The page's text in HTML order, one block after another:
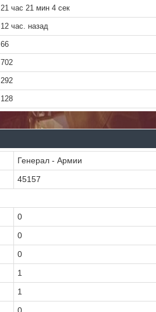
21 час 21 мин 4 сек
12 час. назад
66
702
292
128
Генерал - Армии
45157
0
0
0
1
1